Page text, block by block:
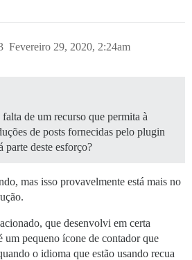
Fevereiro 29, 2020, 2:24am
de um recurso que permita à
de posts fornecidas pelo plugin
deste esforço?
mas isso provavelmente está mais no
que desenvolvi em certa
um pequeno ícone de contador que
o idioma que estão usando recua